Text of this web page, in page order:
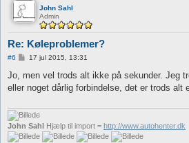
John Sahl
Admin
Re: Køleproblemer?
#6
d
æ
17 jul 2015, 13:31
Jo, men vel trods alt ikke på sekunder. Jeg
eller noget dårlig forbindelse, det er trods alt
John Sahl Hjælp til import = http://www.autohenter.dk